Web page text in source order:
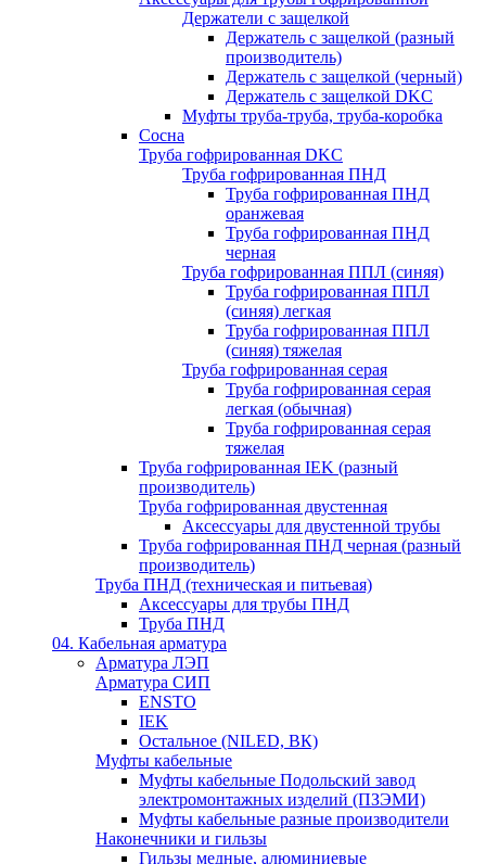
Держатели с защелкой
Держатель с защелкой (разный
производитель)
Держатель с защелкой (черный)
Держатель с защелкой DKC
Муфты труба-труба, труба-коробка
Сосна
Труба гофрированная DKC
Труба гофрированная ПНД
Труба гофрированная ПНД
оранжевая
Труба гофрированная ПНД
черная
Труба гофрированная ППЛ (синяя)
Труба гофрированная ППЛ
(синяя) легкая
Труба гофрированная ППЛ
(синяя) тяжелая
Труба гофрированная серая
Труба гофрированная серая
легкая (обычная)
Труба гофрированная серая
тяжелая
Труба гофрированная IEK (разный
производитель)
Труба гофрированная двустенная
Аксессуары для двустенной трубы
Труба гофрированная ПНД черная (разный
производитель)
Труба ПНД (техническая и питьевая)
Аксессуары для трубы ПНД
Труба ПНД
04. Кабельная арматура
Арматура ЛЭП
Арматура СИП
ENSTO
IEK
Остальное (NILED, ВК)
Муфты кабельные
Муфты кабельные Подольский завод
электромонтажных изделий (ПЗЭМИ)
Муфты кабельные разные производители
Наконечники и гильзы
Гильзы медные, алюминиевые